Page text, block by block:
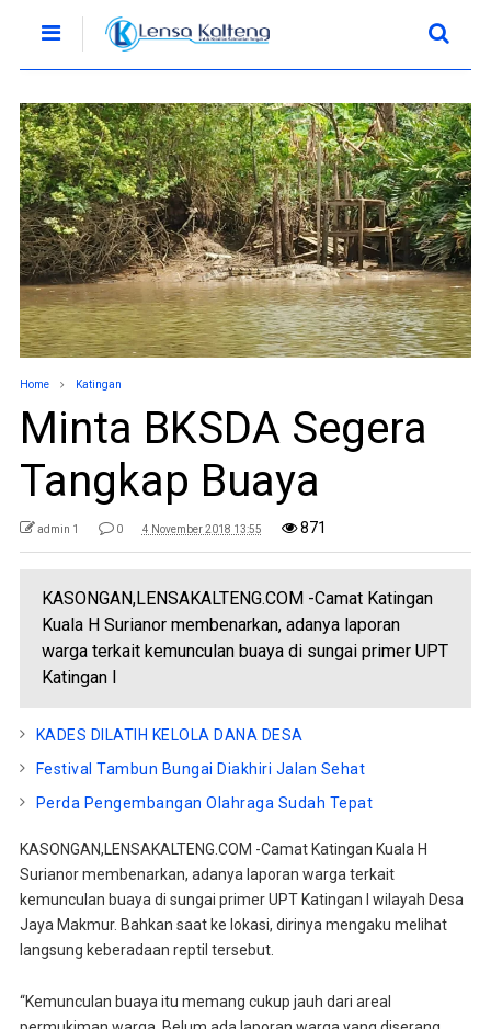
Home Katingan
Minta BKSDA Segera
Tangkap Buaya
admin 1 0 4 November 2018 13:55 871
KASONGAN,LENSAKALTENG.COM -Camat Katingan
Kuala H Surianor membenarkan, adanya laporan
warga terkait kemunculan buaya di sungai primer UPT
Katingan I
KADES DILATIH KELOLA DANA DESA
Festival Tambun Bungai Diakhiri Jalan Sehat
Perda Pengembangan Olahraga Sudah Tepat
KASONGAN,LENSAKALTENG.COM -Camat Katingan Kuala H
Surianor membenarkan, adanya laporan warga terkait
kemunculan buaya di sungai primer UPT Katingan I wilayah Desa
Jaya Makmur. Bahkan saat ke lokasi, dirinya mengaku melihat
langsung keberadaan reptil tersebut.
“Kemunculan buaya itu memang cukup jauh dari areal